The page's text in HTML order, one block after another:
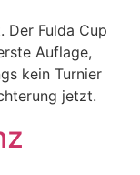
Fulda Cup
Auflage,
kein Turnier
jetzt.